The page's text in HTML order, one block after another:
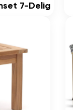
7-Delig